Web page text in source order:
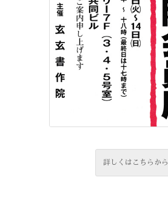
詳しくはこちらから